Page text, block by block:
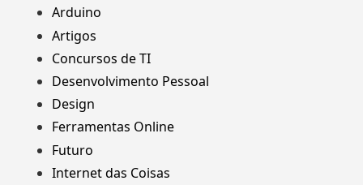
Arduino
Artigos
Concursos de TI
Desenvolvimento Pessoal
Design
Ferramentas Online
Futuro
Internet das Coisas